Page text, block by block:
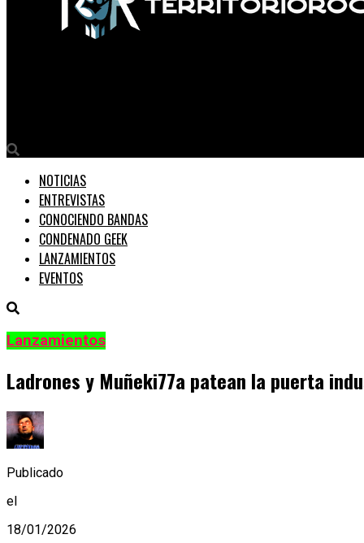
NOTICIAS
ENTREVISTAS
CONOCIENDO BANDAS
CONDENADO GEEK
LANZAMIENTOS
EVENTOS
Lanzamientos
Ladrones y Muñeki77a patean la puerta
Publicado
el
18/01/2026